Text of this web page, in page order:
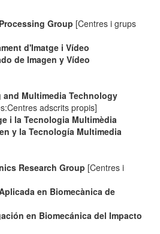
Group [Centres i grups
d'Imatge i Vídeo
de Imagen y Vídeo
and Multimedia Technology
adscrits propis]
i la Tecnologia Multimèdia
y la Tecnología Multimedia
Research Group [Centres i
en Biomecànica de
en Biomecánica del Impacto